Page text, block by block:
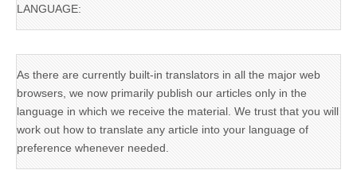
LANGUAGE:
As there are currently built-in translators in all the major web
browsers, we now primarily publish our articles only in the
language in which we receive the material. We trust that you will
work out how to translate any article into your language of
preference whenever needed.